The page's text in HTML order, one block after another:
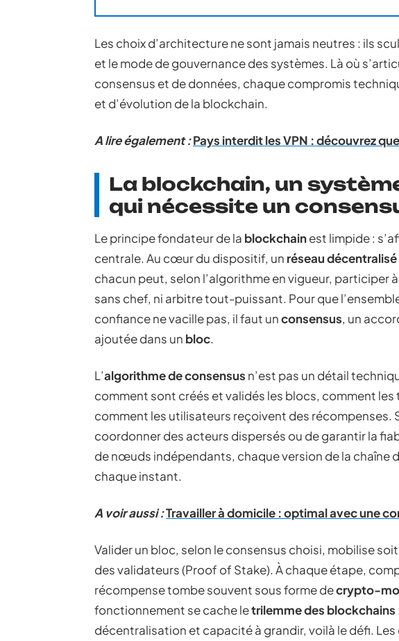
Les choix d’architecture ne sont jamais neutres : ils
et le mode de gouvernance des systèmes. Là où
consensus et de données, chaque compromis
et d’évolution de la blockchain.
A lire également :Pays interdit les VPN : découvrez
La blockchain, un
qui nécessite un
Le principe fondateur de la blockchainest limpide :
centrale. Au cœur du dispositif, un réseau décentralisé
chacun peut, selon l’algorithme en vigueur, participer
sans chef, ni arbitre tout-puissant. Pour que
confiance ne vacille pas, il faut unconsensus, un
ajoutée dans un bloc.
L’algorithme de consensus n’est pas un détail
comment sont créés et validés les blocs, comment
comment les utilisateurs reçoivent des récompenses.
coordonner des acteurs dispersés ou de garantir la
de nœuds indépendants, chaque version de la chaîne
chaque instant.
A voir aussi :Travailler à domicile : optimal avec une
Valider un bloc, selon le consensus choisi, mobilise
des validateurs (Proof of Stake). À chaque étape,
récompense tombe souvent sous forme decrypto-
fonctionnement se cache letrilemme des blockchains
décentralisation et capacité à grandir, voilà le défi.